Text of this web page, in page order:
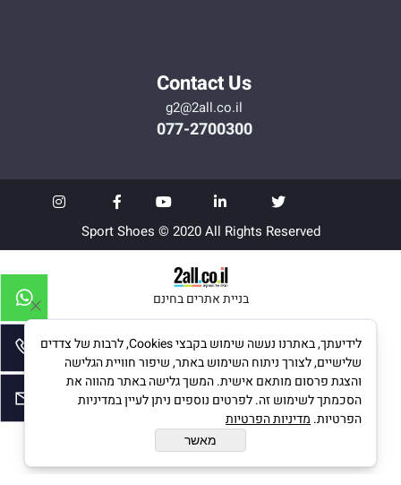
Contact Us
g2@2all.co.il
077-2700300
Sport Shoes © 2020 All Rights Reserved
בניית אתרים בחינם
לידיעתך, באתרנו נעשה שימוש בקבצי Cookies, לרבות של צדדים
שלישיים, לצורך ניתוח השימוש באתר, שיפור חוויית הגלישה
והצגת פרסום מותאם אישית. המשך גלישה באתר מהווה את
הסכמתך לשימוש זה. לפרטים נוספים ניתן לעיין במדיניות
הפרטיות. מדיניות הפרטיות
מאשר